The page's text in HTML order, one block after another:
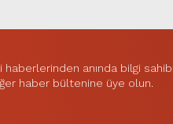
haberlerinden anında bilgi
haber bültenine üye olun.